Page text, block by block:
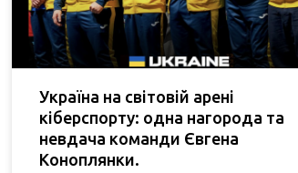
Україна на світовій арені
кіберспорту: одна нагорода та
невдача команди Євгена
Коноплянки.